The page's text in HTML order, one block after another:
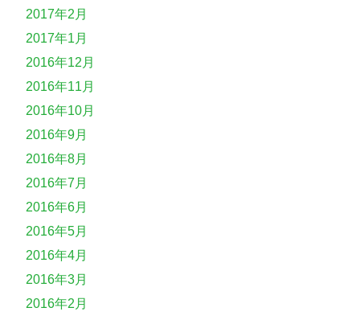
2017年2月
2017年1月
2016年12月
2016年11月
2016年10月
2016年9月
2016年8月
2016年7月
2016年6月
2016年5月
2016年4月
2016年3月
2016年2月